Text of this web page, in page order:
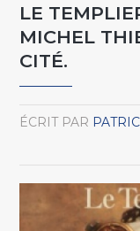
LE
MICHEL
CITÉ.
ÉCRIT PAR